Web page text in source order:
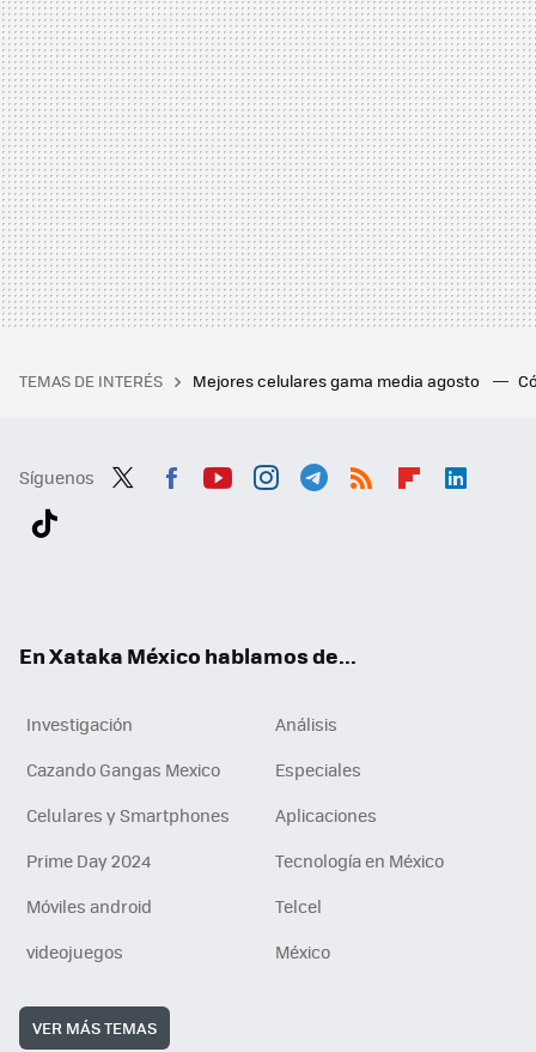
TEMAS DE INTERÉS Mejores celulares gama media agosto
Síguenos
En Xataka México hablamos de...
Investigación
Análisis
Cazando Gangas Mexico
Especiales
Celulares y Smartphones
Aplicaciones
Prime Day 2024
Tecnología en México
Móviles android
Telcel
videojuegos
México
VER MÁS TEMAS